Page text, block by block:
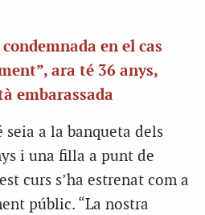
en el cas
ara té 36 anys,
embarassada
a la banqueta dels
i una filla a punt de
curs s’ha estrenat com a
públic. “La nostra